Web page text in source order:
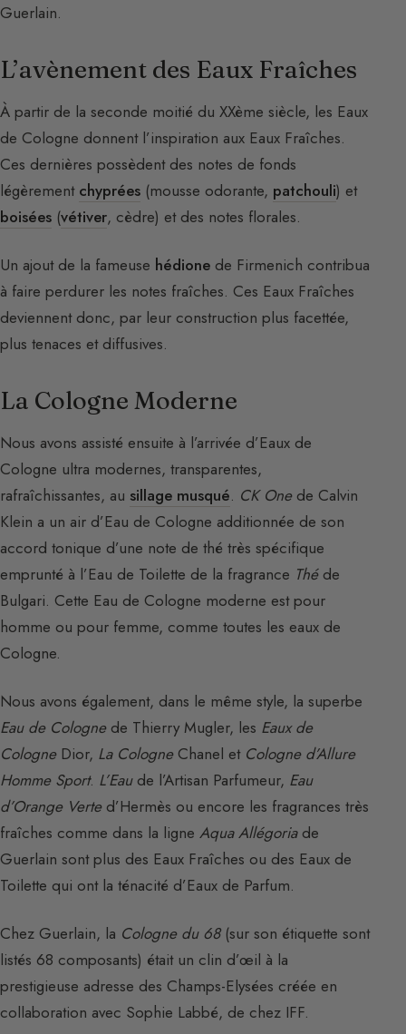
Guerlain.
L’avènement des Eaux Fraîches
À partir de la seconde moitié du XXème siècle, les Eaux
de Cologne donnent l’inspiration aux Eaux Fraîches.
Ces dernières possèdent des notes de fonds
légèrement chyprées (mousse odorante, patchouli) et
boisées (vétiver, cèdre) et des notes florales.
Un ajout de la fameuse hédione de Firmenich contribua
à faire perdurer les notes fraîches. Ces Eaux Fraîches
deviennent donc, par leur construction plus facettée,
plus tenaces et diffusives.
La Cologne Moderne
Nous avons assisté ensuite à l’arrivée d’Eaux de
Cologne ultra modernes, transparentes,
rafraîchissantes, au sillage musqué. CK Onede Calvin
Klein a un air d’Eau de Cologne additionnée de son
accord tonique d’une note de thé très spécifique
emprunté à l’Eau de Toilette de la fragrance Théde
Bulgari. Cette Eau de Cologne moderne est pour
homme ou pour femme, comme toutes les eaux de
Cologne.
Nous avons également, dans le même style, la superbe
Eau de Colognede Thierry Mugler, les Eaux de
CologneDior, La CologneChanel et Cologne d’Allure
Homme Sport. L’Eaude l’Artisan Parfumeur, Eau
d’Orange Verted’Hermès ou encore les fragrances très
fraîches comme dans la ligne Aqua Allégoriade
Guerlain sont plus des Eaux Fraîches ou des Eaux de
Toilette qui ont la ténacité d’Eaux de Parfum.
Chez Guerlain, la Cologne du 68(sur son étiquette sont
listés 68 composants) était un clin d’œil à la
prestigieuse adresse des Champs-Elysées créée en
collaboration avec Sophie Labbé, de chez IFF.